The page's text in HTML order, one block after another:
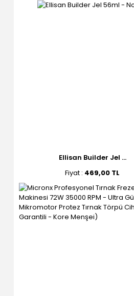
Ellisan Builder Jel ...
Fiyat : 469,00 TL